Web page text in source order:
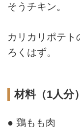
そうチキン。
カリカリポテ
ろくはず。
材料（1人分）
● 鶏もも肉